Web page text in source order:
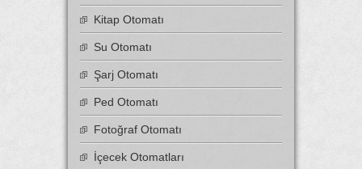
Kitap Otomatı
Su Otomatı
Şarj Otomatı
Ped Otomatı
Fotoğraf Otomatı
İçecek Otomatları